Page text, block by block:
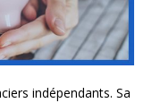
indépendants. Sa